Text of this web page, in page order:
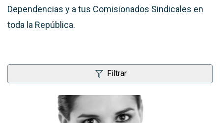
Dependencias y a tus Comisionados Sindicales en
toda la República.
Filtrar